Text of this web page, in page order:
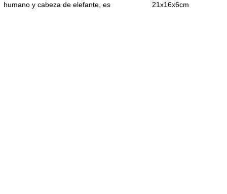
humano y cabeza de elefante, es
21x16x6cm